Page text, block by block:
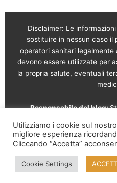
Disclaimer: Le
sostituire in nessun caso il
operatori sanitari legalmente
devono essere utilizzate per
la propria salute, eventuali
Responsabile del blog:
Vendita online a cura di:
Lattuada, 16 – 20135 Milano
09995210961 –
Utilizziamo i cookie sul
migliore esperienza
Cliccando “Accetta”
Cookie Settings